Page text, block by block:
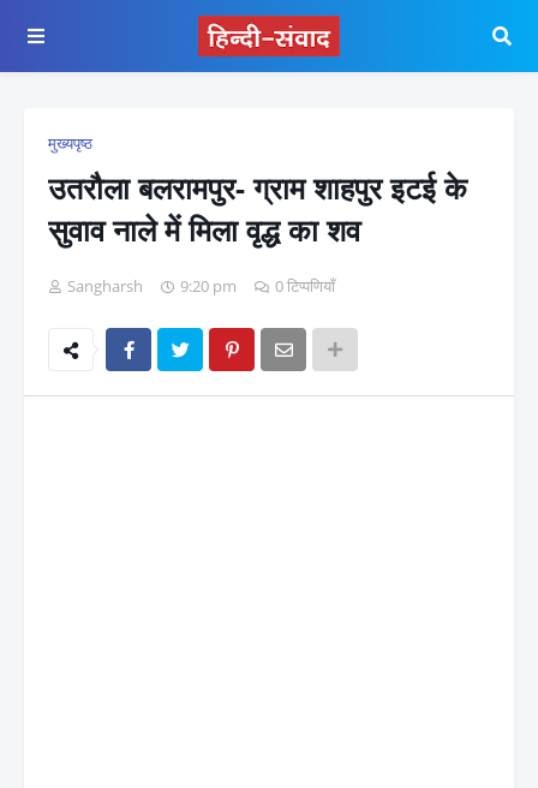
मुख्यपृष्ठ
उतरौला बलरामपुर- ग्राम शाहपुर इटई के
सुवाव नाले में मिला वृद्ध का शव
Sangharsh 9:20 pm 0 टिप्पणियाँ